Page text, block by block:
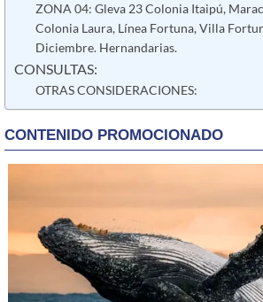
ZONA 04: Gleva 23 Colonia Itaipú,
Colonia Laura, Línea Fortuna, Villa
Diciembre. Hernandarias.
CONSULTAS:
OTRAS CONSIDERACIONES: